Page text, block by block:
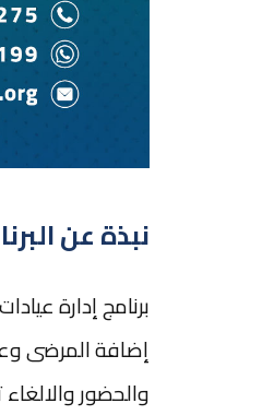
نبذة عن
برنامج إدارة
إضافة المرضى
والحضور